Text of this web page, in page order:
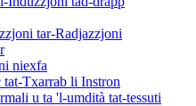
tar-Radjazzjoni
niexfa
Txarrab li Instron
u ta 'l-umdità tat-tessuti